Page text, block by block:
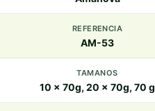
REFERENCIA
AM-53
TAMANOS
10 x 70g, 20 x 70g, 70 g